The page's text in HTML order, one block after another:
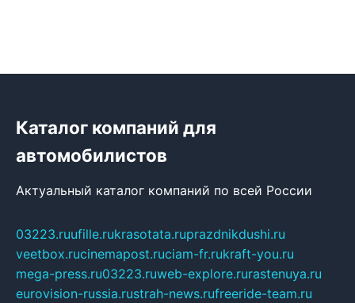
Каталог компаний для
автомобилистов
Актуальный каталог компаний по всей России
03223.ruufille.rukrasotata.ruprazdnikdushi.ru
veetbox.rucinemapost.ruciam-fr.rukraft-you.ru
mega-press.ru03223.ruweb-explore.rurastenuya.ru
eurovision-russia.rustrah-news.rufreeride-team.ru